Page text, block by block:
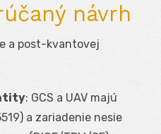
návrh
a post-kvantovej
: GCS a UAV majú
a zariadenie nesie